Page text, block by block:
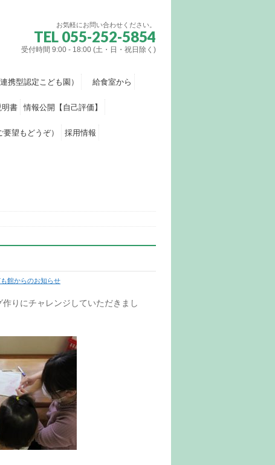
お気軽にお問い合わせください。
TEL 055-252-5854
受付時間 9:00 - 18:00 (土・日・祝日除く)
携型認定こども園） 給食室から
明書 情報公開【自己評価】
望もどうぞ） 採用情報
も館からのお知らせ
りにチャレンジしていただきまし